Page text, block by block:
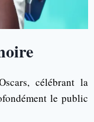
célébrant la
le public